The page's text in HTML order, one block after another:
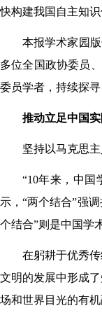
快构建我国自主知
本报学术家园
多位全国政协委员
委员学者，持续探寻
推动立足中国
坚持以马克思
“10年来，中国
示，“两个结合”强
个结合”则是中国学
在躬耕于优秀
文明的发展中形成
场和世界目光的有